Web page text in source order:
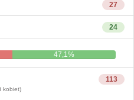
27
24
47,1%
113
kobiet)